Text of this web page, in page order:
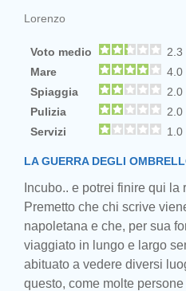
Lorenzo
Voto medio
2.3
Mare
4.0
Spiaggia
2.0
Pulizia
2.0
Servizi
1.0
LA GUERRA DEGLI
Incubo.. e potrei finire qui
Premetto che chi scrive
napoletana e che, per sua
viaggiato in lungo e largo
abituato a vedere diversi
questo, come molte